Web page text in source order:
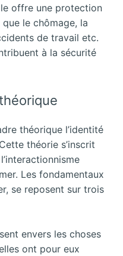
offre une protection
le chômage, la
de travail etc.
à la sécurité
théorique l’identité
théorie s’inscrit
Les fondamentaux
se reposent sur trois
envers les choses
ont pour eux